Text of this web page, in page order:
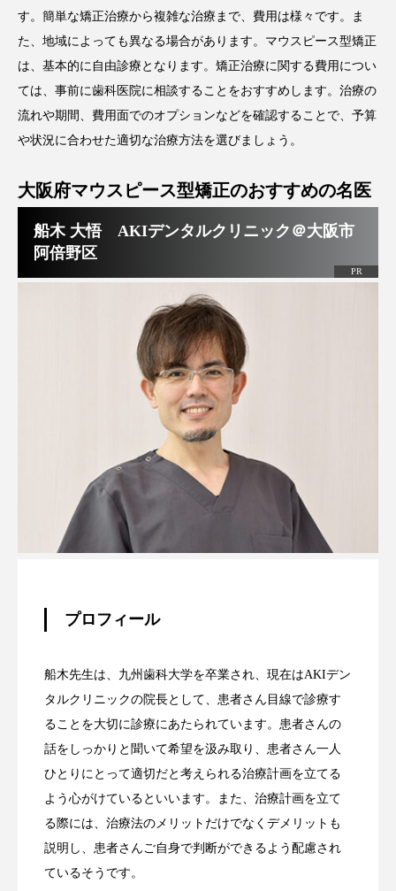
す。簡単な矯正治療から複雑な治療まで、費用は様々です。ま
た、地域によっても異なる場合があります。マウスピース型矯正
は、基本的に自由診療となります。矯正治療に関する費用につい
ては、事前に歯科医院に相談することをおすすめします。治療の
流れや期間、費用面でのオプションなどを確認することで、予算
や状況に合わせた適切な治療方法を選びましょう。
大阪府マウスピース型矯正のおすすめの名医
船木 大悟 AKIデンタルクリニック＠大阪市
阿倍野区
プロフィール
船木先生は、九州歯科大学を卒業され、現在はAKIデン
タルクリニックの院長として、患者さん目線で診療す
ることを大切に診療にあたられています。患者さんの
話をしっかりと聞いて希望を汲み取り、患者さん一人
ひとりにとって適切だと考えられる治療計画を立てる
よう心がけているといいます。また、治療計画を立て
る際には、治療法のメリットだけでなくデメリットも
説明し、患者さんご自身で判断ができるよう配慮され
ているそうです。